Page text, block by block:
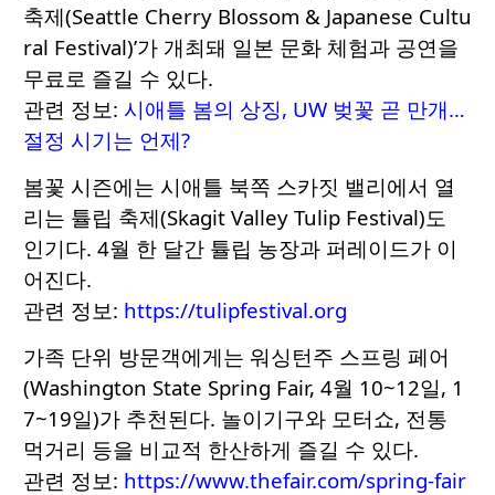
축제(Seattle Cherry Blossom & Japanese Cultu
ral Festival)’가 개최돼 일본 문화 체험과 공연을
무료로 즐길 수 있다.
관련 정보: 시애틀 봄의 상징, UW 벚꽃 곧 만개…
절정 시기는 언제?
봄꽃 시즌에는 시애틀 북쪽 스카짓 밸리에서 열
리는 튤립 축제(Skagit Valley Tulip Festival)도
인기다. 4월 한 달간 튤립 농장과 퍼레이드가 이
어진다.
관련 정보: https://tulipfestival.org
가족 단위 방문객에게는 워싱턴주 스프링 페어
(Washington State Spring Fair, 4월 10~12일, 1
7~19일)가 추천된다. 놀이기구와 모터쇼, 전통
먹거리 등을 비교적 한산하게 즐길 수 있다.
관련 정보: https://www.thefair.com/spring-fair